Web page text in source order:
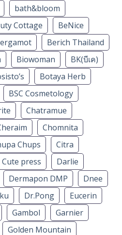
bath&bloom
Cottage
BeNice
Berich Thailand
Biowoman
BK(บีเค)
Botaya Herb
BSC Cosmetology
Chatramue
Chomnita
Chups
Citra
Cute press
Darlie
Dermapon DMP
Dnee
Dr.Pong
Eucerin
Gambol
Garnier
Golden Mountain